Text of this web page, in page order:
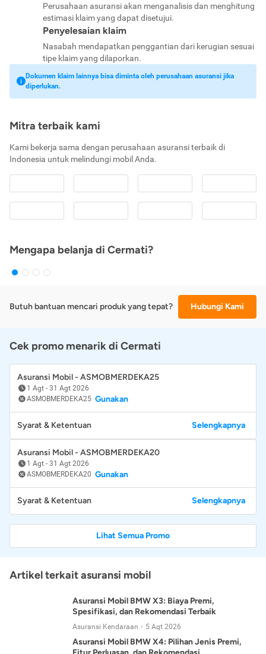
Perusahaan asuransi akan menganalisis dan menghitung
estimasi klaim yang dapat disetujui.
Penyelesaian klaim
Nasabah mendapatkan penggantian dari kerugian sesuai
tipe klaim yang dilaporkan.
Dokumen klaim lainnya bisa diminta oleh perusahaan asuransi jika
diperlukan.
Mitra terbaik kami
Kami bekerja sama dengan perusahaan asuransi terbaik di
Indonesia untuk melindungi mobil Anda.
Mengapa belanja di Cermati?
Butuh bantuan mencari produk yang tepat? Hubungi Kami
Cek promo menarik di Cermati
Asuransi Mobil - ASMOBMERDEKA25
1 Agt - 31 Agt 2026
ASMOBMERDEKA25 Gunakan
Syarat & Ketentuan Selengkapnya
Asuransi Mobil - ASMOBMERDEKA20
1 Agt - 31 Agt 2026
ASMOBMERDEKA20 Gunakan
Syarat & Ketentuan Selengkapnya
Lihat Semua Promo
Artikel terkait asuransi mobil
Asuransi Mobil BMW X3: Biaya Premi,
Spesifikasi, dan Rekomendasi Terbaik
Asuransi Kendaraan 5 Agt 2026
Asuransi Mobil BMW X4: Pilihan Jenis Premi,